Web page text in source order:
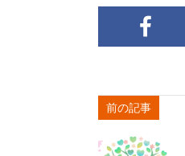
前の記事